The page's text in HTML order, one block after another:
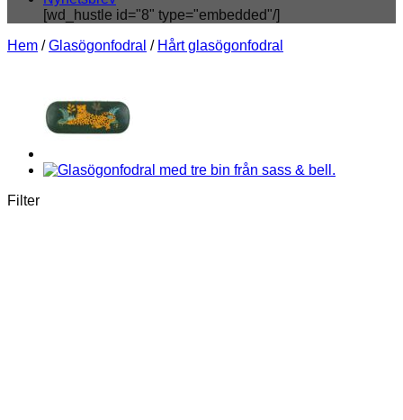
[wd_hustle id="8" type="embedded"/]
Hem / Glasögonfodral / Hårt glasögonfodral
Filter